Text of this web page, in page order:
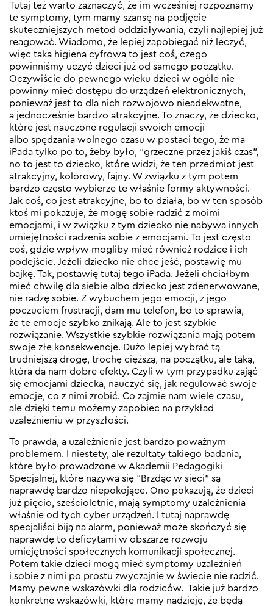
Tutaj też warto zaznaczyć, że im wcześniej rozpoznamy
te symptomy, tym mamy szansę na podjęcie
skuteczniejszych metod oddziaływania, czyli najlepiej już
reagować. Wiadomo, że lepiej zapobiegać niż leczyć,
więc taka higiena cyfrowa to jest coś, czego
powinniśmy uczyć dzieci już od samego początku.
Oczywiście do pewnego wieku dzieci w ogóle nie
powinny mieć dostępu do urządzeń elektronicznych,
ponieważ jest to dla nich rozwojowo nieadekwatne,
a jednocześnie bardzo atrakcyjne. To znaczy, że dziecko,
które jest nauczone regulacji swoich emocji
albo spędzania wolnego czasu w postaci tego, że ma
iPada tylko po to, żeby było, “grzeczne przez jakiś czas”,
no to jest to dziecko, które widzi, że ten przedmiot jest
atrakcyjny, kolorowy, fajny. W związku z tym potem
bardzo często wybierze te właśnie formy aktywności.
Jak coś, co jest atrakcyjne, bo to działa, bo w ten sposób
ktoś mi pokazuje, że mogę sobie radzić z moimi
emocjami, i w związku z tym dziecko nie nabywa innych
umiejętności radzenia sobie z emocjami. To jest często
coś, gdzie wpływ mogliby mieć również rodzice i ich
podejście. Jeżeli dziecko nie chce jeść, postawię mu
bajkę. Tak, postawię tutaj tego iPada. Jeżeli chciałbym
mieć chwilę dla siebie albo dziecko jest zdenerwowane,
nie radzę sobie. Z wybuchem jego emocji, z jego
poczuciem frustracji, dam mu telefon, bo to sprawia,
że te emocje szybko znikają. Ale to jest szybkie
rozwiązanie. Wszystkie szybkie rozwiązania mają potem
swoje złe konsekwencje. Dużo lepiej wybrać tą
trudniejszą drogę, trochę cięższą, na początku, ale taką,
która da nam dobre efekty. Czyli w tym przypadku zająć
się emocjami dziecka, nauczyć się, jak regulować swoje
emocje, co z nimi zrobić. Co zajmie nam wiele czasu,
ale dzięki temu możemy zapobiec na przykład
uzależnieniu w przyszłości.
To prawda, a uzależnienie jest bardzo poważnym
problemem. I niestety, ale rezultaty takiego badania,
które było prowadzone w Akademii Pedagogiki
Specjalnej, które nazywa się “Brzdąc w sieci” są
naprawdę bardzo niepokojące. Ono pokazują, że dzieci
już pięcio, sześcioletnie, mają symptomy uzależnienia
właśnie od tych cyber urządzeń. I tutaj naprawdę
specjaliści biją na alarm, ponieważ może skończyć się
naprawdę to deficytami w obszarze rozwoju
umiejętności społecznych komunikacji społecznej.
Potem takie dzieci mogą mieć symptomy uzależnień
i sobie z nimi po prostu zwyczajnie w świecie nie radzić.
Mamy pewne wskazówki dla rodziców. Takie już bardzo
konkretne wskazówki, które mamy nadzieję, że będą